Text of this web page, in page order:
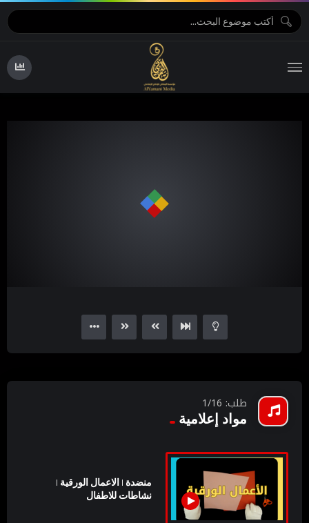
طلب: 1/16
مواد إعلامية
منضدة | الاعمال الورقية |
نشاطات للاطفال